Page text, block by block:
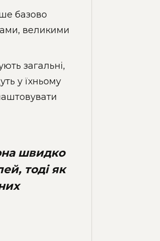
базово
великими
загальні,
у їхньому
швидко
тоді як